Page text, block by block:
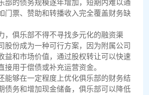
部的债务规模逐年增加，短期内难以通
门票、赞助和转播收入完全覆盖财务缺
，俱乐部不得不寻找多元化的融资渠
股份成为一种可行方案，因为附属公司
益和市场价值，通过股权转让可以快速
接用于偿债或补充运营资金。
能够在一定程度上优化俱乐部的财务结
债务和增加现金储备，俱乐部可以降低